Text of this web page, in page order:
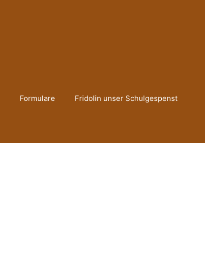
Formulare Fridolin unser Schulgespenst